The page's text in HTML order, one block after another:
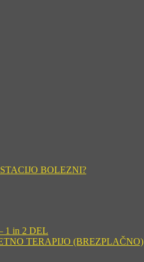
BOLEZNI?
1 in 2 DEL
TERAPIJO (BREZPLAČNO)